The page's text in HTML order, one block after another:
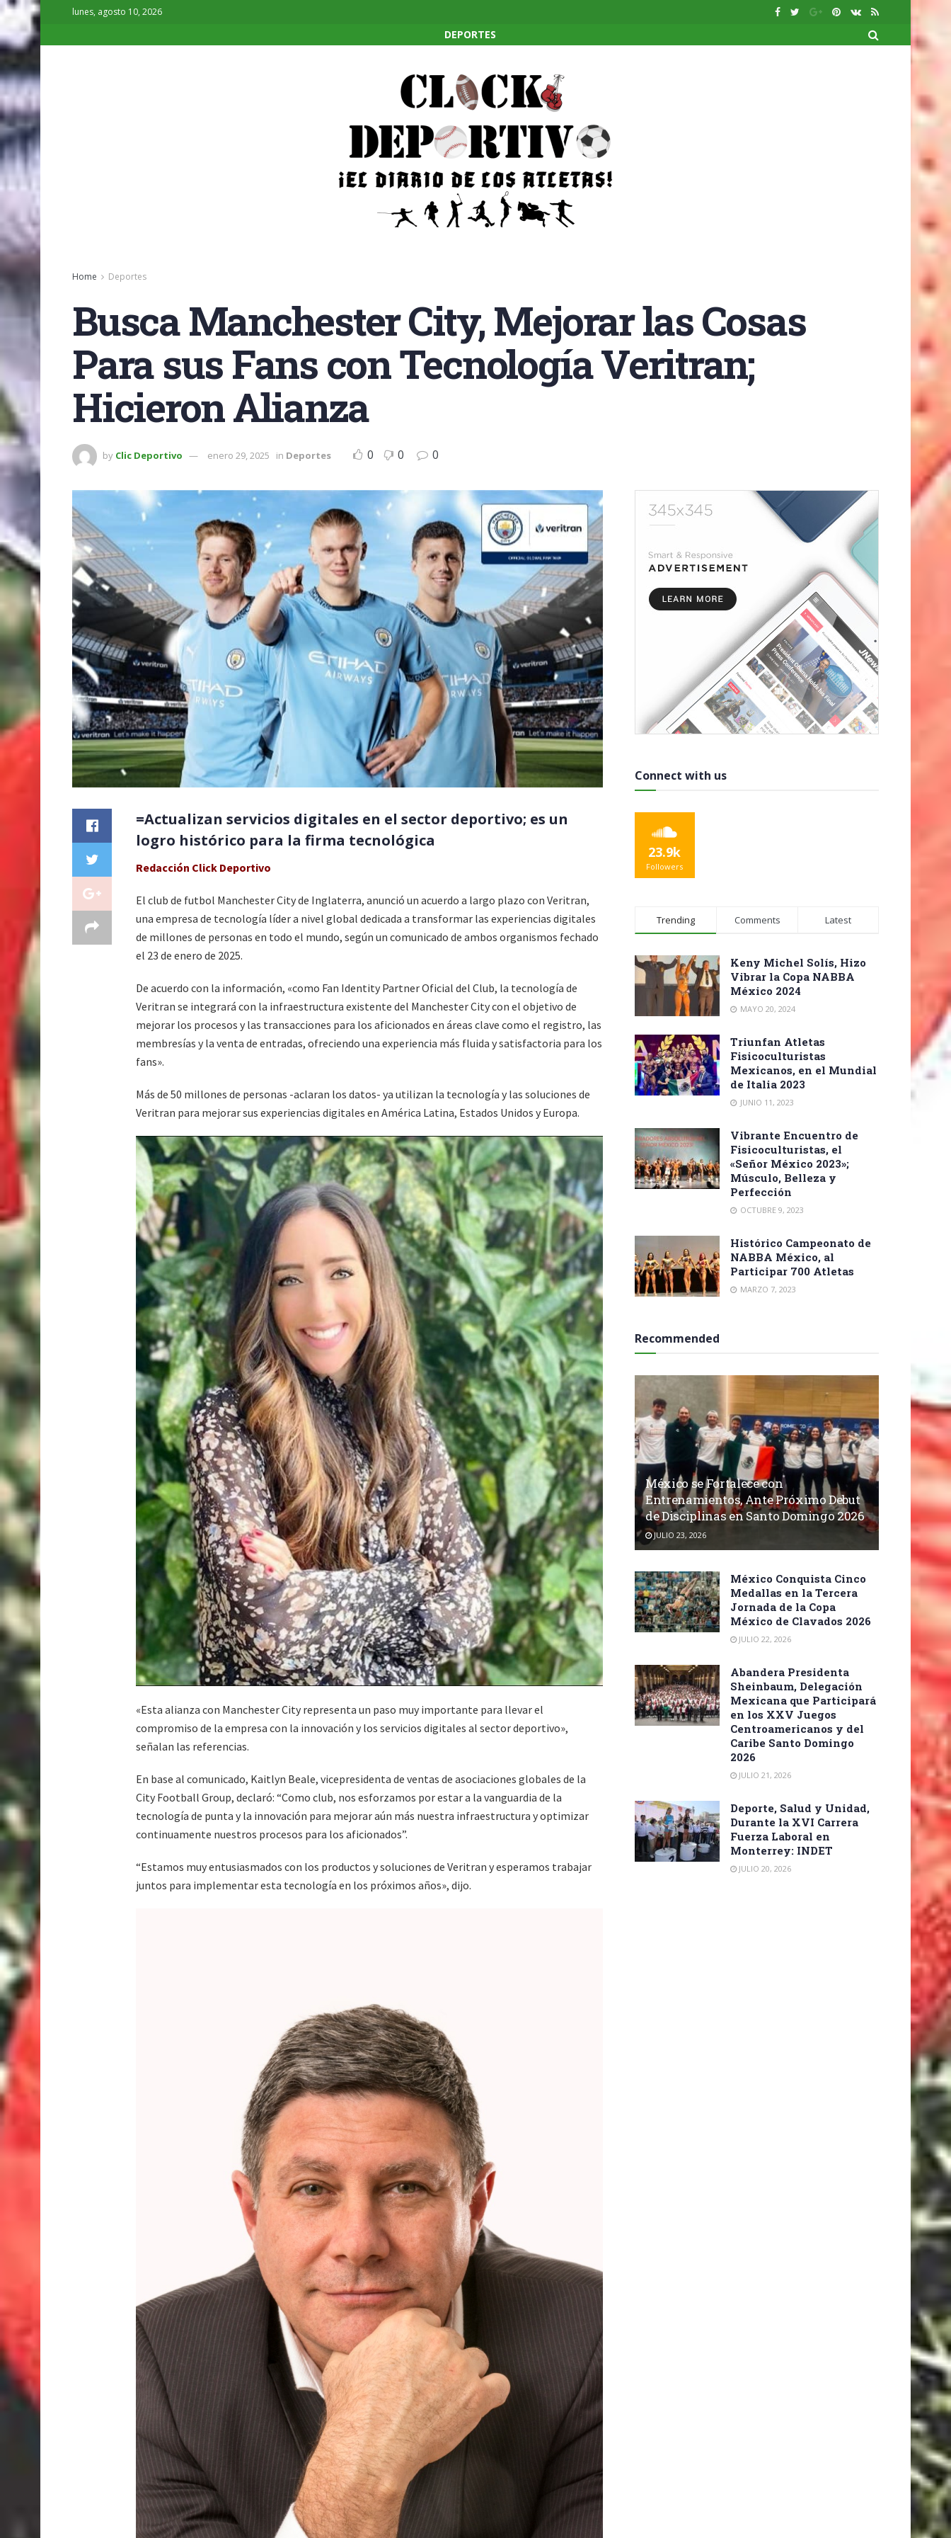
lunes, agosto 10, 2026
DEPORTES
Home Deportes
Busca Manchester City, Mejorar las Cosas
Para sus Fans con Tecnología Veritran;
Hicieron Alianza
by Clic Deportivo enero 29, 2025 in Deportes 0 0 0
=Actualizan servicios digitales en el sector deportivo; es un
logro histórico para la firma tecnológica
Redacción Click Deportivo
El club de futbol Manchester City de Inglaterra, anunció un acuerdo a largo plazo con Veritran,
una empresa de tecnología líder a nivel global dedicada a transformar las experiencias digitales
de millones de personas en todo el mundo, según un comunicado de ambos organismos fechado
el 23 de enero de 2025.
De acuerdo con la información, «como Fan Identity Partner Oficial del Club, la tecnología de
Veritran se integrará con la infraestructura existente del Manchester City con el objetivo de
mejorar los procesos y las transacciones para los aficionados en áreas clave como el registro, las
membresías y la venta de entradas, ofreciendo una experiencia más fluida y satisfactoria para los
fans».
Más de 50 millones de personas -aclaran los datos- ya utilizan la tecnología y las soluciones de
Veritran para mejorar sus experiencias digitales en América Latina, Estados Unidos y Europa.
«Esta alianza con Manchester City representa un paso muy importante para llevar el
compromiso de la empresa con la innovación y los servicios digitales al sector deportivo»,
señalan las referencias.
En base al comunicado, Kaitlyn Beale, vicepresidenta de ventas de asociaciones globales de la
City Football Group, declaró: “Como club, nos esforzamos por estar a la vanguardia de la
tecnología de punta y la innovación para mejorar aún más nuestra infraestructura y optimizar
continuamente nuestros procesos para los aficionados”.
“Estamos muy entusiasmados con los productos y soluciones de Veritran y esperamos trabajar
juntos para implementar esta tecnología en los próximos años», dijo.
Connect with us
23.9k
Followers
Trending Comments Latest
Keny Michel Solís, Hizo
Vibrar la Copa NABBA
México 2024
MAYO 20, 2024
Triunfan Atletas
Fisicoculturistas
Mexicanos, en el Mundial
de Italia 2023
JUNIO 11, 2023
Vibrante Encuentro de
Fisicoculturistas, el
«Señor México 2023»;
Músculo, Belleza y
Perfección
OCTUBRE 9, 2023
Histórico Campeonato de
NABBA México, al
Participar 700 Atletas
MARZO 7, 2023
Recommended
México se Fortalece con
Entrenamientos, Ante Próximo Debut
de Disciplinas en Santo Domingo 2026
JULIO 23, 2026
México Conquista Cinco
Medallas en la Tercera
Jornada de la Copa
México de Clavados 2026
JULIO 22, 2026
Abandera Presidenta
Sheinbaum, Delegación
Mexicana que Participará
en los XXV Juegos
Centroamericanos y del
Caribe Santo Domingo
2026
JULIO 21, 2026
Deporte, Salud y Unidad,
Durante la XVI Carrera
Fuerza Laboral en
Monterrey: INDET
JULIO 20, 2026